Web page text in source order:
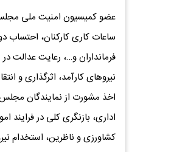
ساعات کاری کارکنان، احتساب
فرمانداران و…، رعایت عدالت
نیروهای کارآمد، اثرگذاری و
اخذ مشورت از نمایندگان مجلس
اداری، بازنگری کلی در
کشاورزی و ناظرین، استخدام